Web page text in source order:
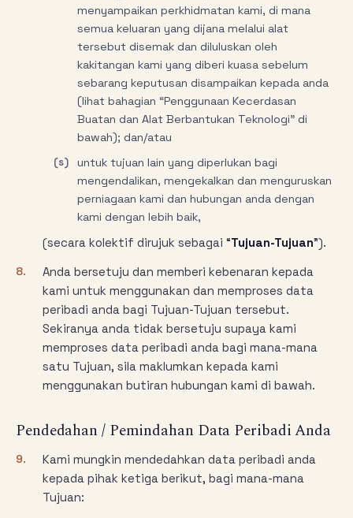
menyampaikan perkhidmatan kami, di mana
semua keluaran yang dijana melalui alat
tersebut disemak dan diluluskan oleh
kakitangan kami yang diberi kuasa sebelum
sebarang keputusan disampaikan kepada anda
(lihat bahagian “Penggunaan Kecerdasan
Buatan dan Alat Berbantukan Teknologi” di
bawah); dan/atau
(s)
untuk tujuan lain yang diperlukan bagi
mengendalikan, mengekalkan dan menguruskan
perniagaan kami dan hubungan anda dengan
kami dengan lebih baik,
(secara kolektif dirujuk sebagai “Tujuan-Tujuan”).
8.
Anda bersetuju dan memberi kebenaran kepada
kami untuk menggunakan dan memproses data
peribadi anda bagi Tujuan-Tujuan tersebut.
Sekiranya anda tidak bersetuju supaya kami
memproses data peribadi anda bagi mana-mana
satu Tujuan, sila maklumkan kepada kami
menggunakan butiran hubungan kami di bawah.
Pendedahan / Pemindahan Data Peribadi Anda
9.
Kami mungkin mendedahkan data peribadi anda
kepada pihak ketiga berikut, bagi mana-mana
Tujuan: